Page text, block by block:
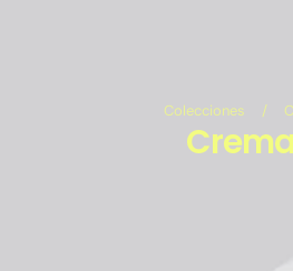
Colecciones /